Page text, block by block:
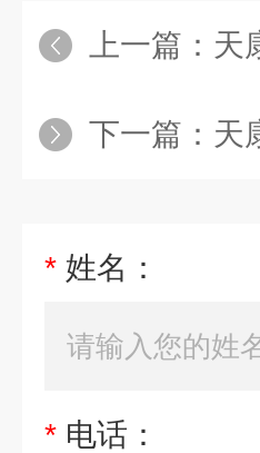
上一篇： 天
下一篇： 天
* 姓名：
* 电话：